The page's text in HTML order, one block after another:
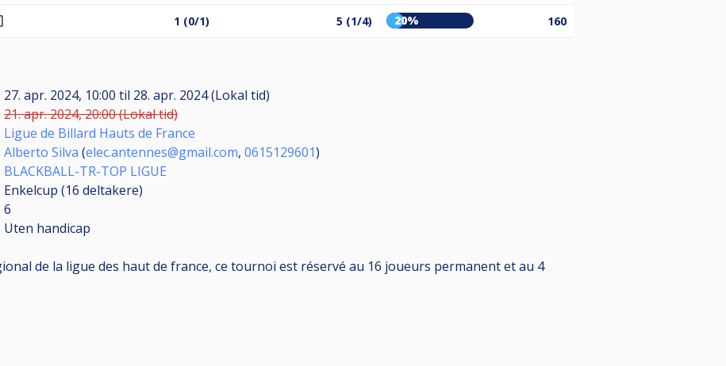
1 (0/1) 5 (1/4) 20% 160
27. apr. 2024, 10:00 til 28. apr. 2024 (Lokal tid)
21. apr. 2024, 20:00 (Lokal tid)
Ligue de Billard Hauts de France
Alberto Silva (elec.antennes@gmail.com, 0615129601)
BLACKBALL-TR-TOP LIGUE
Enkelcup (16 deltakere)
6
Uten handicap
de la ligue des haut de france, ce tournoi est réservé au 16 joueurs permanent et au 4